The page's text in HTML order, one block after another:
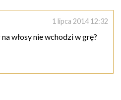
1 lipca 2014 12:32
włosy nie wchodzi w grę?